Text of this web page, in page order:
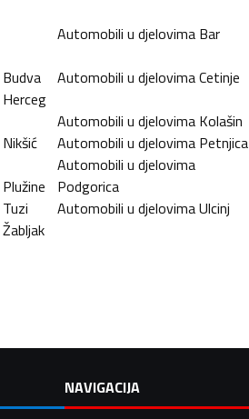
Automobili u djelovima Bar
Budva Automobili u djelovimaCetinje
Herceg
Automobili u djelovima Kolašin
Nikšić Automobili u djelovima Petnjica
Plužine
Automobili u djelovima
Podgorica
Tuzi Automobili u djelovimaUlcinj
Žabljak
NAVIGACIJA